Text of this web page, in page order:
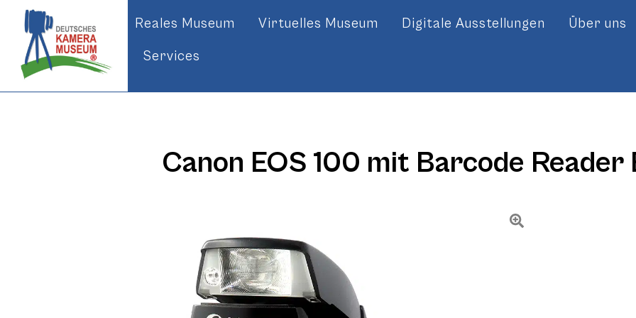
Reales Museum Virtuelles Museum Digitale Ausstellungen Über uns
Services
Canon EOS 100 mit Barcode Reader